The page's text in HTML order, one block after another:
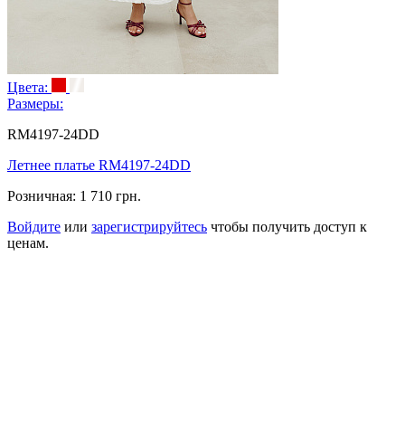
Цвета:
Размеры:
RM4197-24DD
Летнее платье RM4197-24DD
Розничная: 1 710 грн.
Войдите или зарегистрируйтесь чтобы получить доступ к
ценам.